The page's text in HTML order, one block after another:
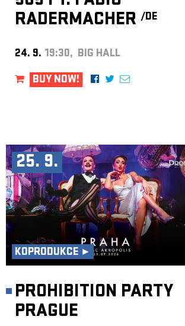
RADERMACHER /DE
24. 9. 19:30, BIG HALL
BUY NOW!
25. 9.
KOPRODUKCE ►
PROHIBITION PARTY
PRAGUE